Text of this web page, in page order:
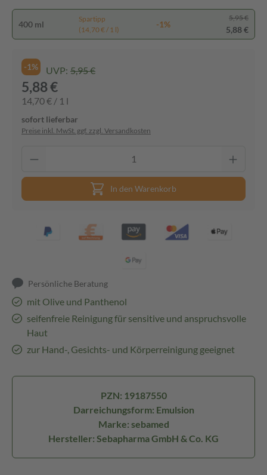
400 ml
Spartipp
(14,70 € / 1 l)
-1%
5,95 €
5,88 €
-1% UVP: 5,95 €
5,88 €
14,70 € / 1 l
sofort lieferbar
Preise inkl. MwSt. ggf. zzgl. Versandkosten
In den Warenkorb
Persönliche Beratung
mit Olive und Panthenol
seifenfreie Reinigung für sensitive und anspruchsvolle
Haut
zur Hand-, Gesichts- und Körperreinigung geeignet
PZN: 19187550
Darreichungsform: Emulsion
Marke: sebamed
Hersteller: Sebapharma GmbH & Co. KG